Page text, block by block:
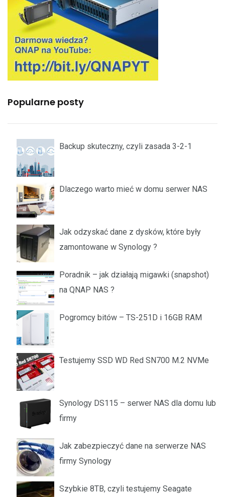
Popularne posty
Backup skuteczny, czyli zasada 3-2-1
Dlaczego warto mieć w domu serwer NAS
Jak odzyskać dane z dysków, które były
zamontowane w Synology ?
Poradnik – jak działają migawki (snapshot)
na QNAP NAS ?
Pogromcy bitów – TS-251D i 16GB RAM
Testujemy SSD WD Red SN700 M.2 NVMe
Synology DS115 – serwer NAS dla domu lub
firmy
Jak zabezpieczyć dane na serwerze NAS
firmy Synology
Szybkie 8TB, czyli testujemy Seagate